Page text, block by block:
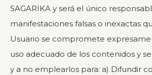
SAGARIKA y será el único
manifestaciones falsas o inexactas
Usuario se compromete
uso adecuado de los contenidos y
y a no emplearlos para: a) Difundir